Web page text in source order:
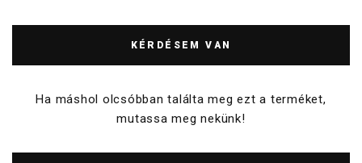
KÉRDÉSEM VAN
Ha máshol olcsóbban találta meg ezt a terméket,
mutassa meg nekünk!